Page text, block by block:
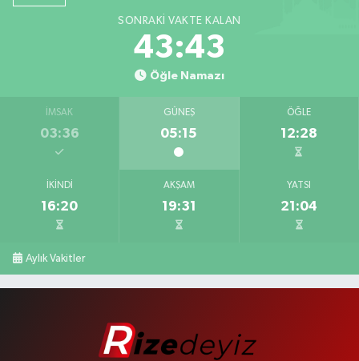
SONRAKI VAKTE KALAN
43:42
Öğle Namazı
İMSAK
03:36
GÜNEŞ
05:15
ÖĞLE
12:28
İKINDI
16:20
AKŞAM
19:31
YATSI
21:04
Aylık Vakitler